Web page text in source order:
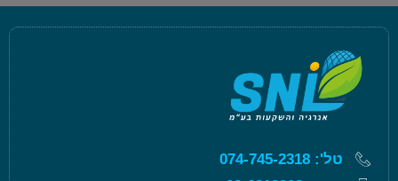
טל': 074-745-2318